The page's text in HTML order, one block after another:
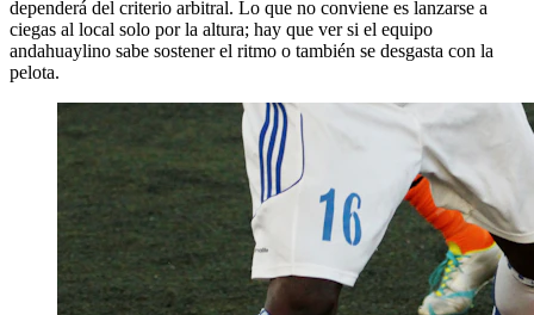
dependerá del criterio arbitral. Lo que no conviene es lanzarse a
ciegas al local solo por la altura; hay que ver si el equipo
andahuaylino sabe sostener el ritmo o también se desgasta con la
pelota.